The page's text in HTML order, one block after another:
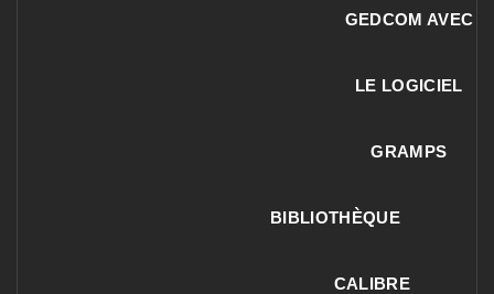
GEDCOM AVEC
LE LOGICIEL
GRAMPS
BIBLIOTHÈQUE
CALIBRE